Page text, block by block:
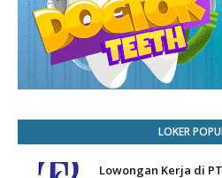
LOKER
Lowongan Kerja di